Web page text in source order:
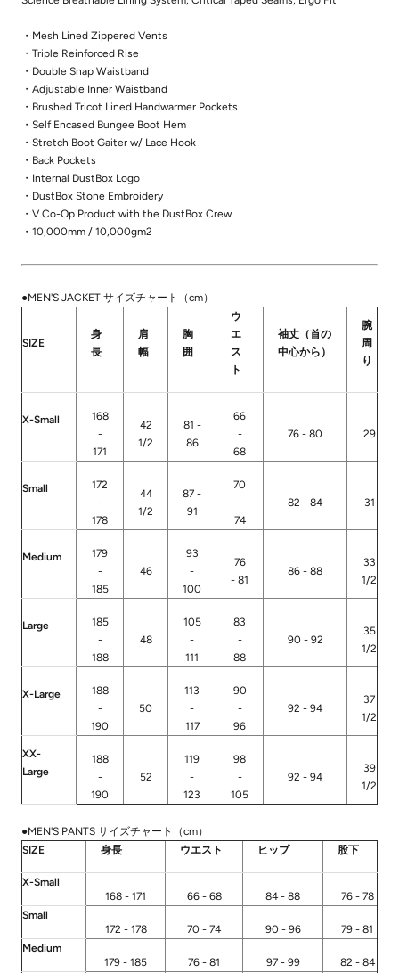
・Mesh Lined Zippered Vents
・Triple Reinforced Rise
・Double Snap Waistband
・Adjustable Inner Waistband
・Brushed Tricot Lined Handwarmer Pockets
・Self Encased Bungee Boot Hem
・Stretch Boot Gaiter w/ Lace Hook
・Back Pockets
・Internal DustBox Logo
・DustBox Stone Embroidery
・V.Co-Op Product with the DustBox Crew
・10,000mm / 10,000gm2
●MEN'S JACKET サイズチャート（cm）
SIZE
身
長
肩
幅
胸
囲
ウ
エ
ス
ト
袖丈（首の
中心から）
腕
周
り
X-Small
168
-
171
42
1/2
81 -
86
66
-
68
76 - 80 29
Small
172
-
178
44
1/2
87 -
91
70
-
74
82 - 84 31
Medium
179
-
185
46
93
-
100
76
- 81
86 - 88
33
1/2
Large
185
-
188
48
105
-
111
83
-
88
90 - 92
35
1/2
X-Large
188
-
190
50
113
-
117
90
-
96
92 - 94
37
1/2
XX-
Large
188
-
190
52
119
-
123
98
-
105
92 - 94
39
1/2
●MEN'S PANTS サイズチャート（cm）
SIZE
身長 ウエスト ヒップ 股下
X-Small
168 - 171
66 - 68 84 - 88
76 - 78
Small
172 - 178
70 - 74 90 - 96
79 - 81
Medium
179 - 185
76 - 81 97 - 99
82 - 84